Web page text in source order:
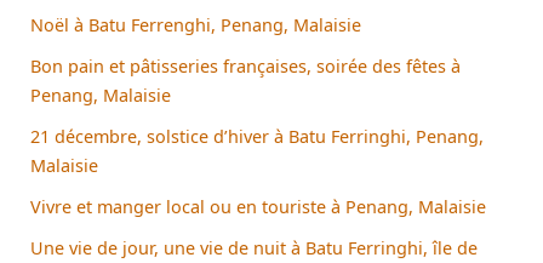
Noël à Batu Ferrenghi, Penang, Malaisie
Bon pain et pâtisseries françaises, soirée des fêtes à
Penang, Malaisie
21 décembre, solstice d’hiver à Batu Ferringhi, Penang,
Malaisie
Vivre et manger local ou en touriste à Penang, Malaisie
Une vie de jour, une vie de nuit à Batu Ferringhi, île de